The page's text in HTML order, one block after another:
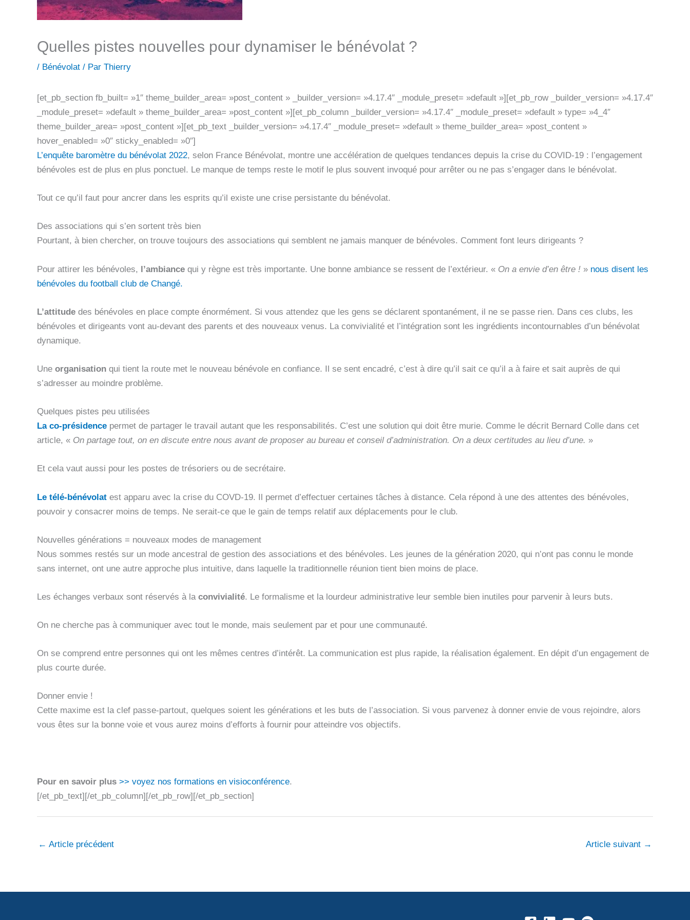
Quelles pistes nouvelles pour dynamiser le bénévolat ?
/ Bénévolat / Par Thierry
[et_pb_section fb_built= »1″ theme_builder_area= »post_content » _builder_version= »4.17.4″ _module_preset= »default »][et_pb_row _builder_version= »4.17.4″
_module_preset= »default » theme_builder_area= »post_content »][et_pb_column _builder_version= »4.17.4″ _module_preset= »default » type= »4_4″
theme_builder_area= »post_content »][et_pb_text _builder_version= »4.17.4″ _module_preset= »default » theme_builder_area= »post_content »
hover_enabled= »0″ sticky_enabled= »0″]
L’enquête baromètre du bénévolat 2022, selon France Bénévolat, montre une accélération de quelques tendances depuis la crise du COVID-19 : l’engagement
bénévoles est de plus en plus ponctuel. Le manque de temps reste le motif le plus souvent invoqué pour arrêter ou ne pas s’engager dans le bénévolat.
Tout ce qu’il faut pour ancrer dans les esprits qu’il existe une crise persistante du bénévolat.
Des associations qui s’en sortent très bien
Pourtant, à bien chercher, on trouve toujours des associations qui semblent ne jamais manquer de bénévoles. Comment font leurs dirigeants ?
Pour attirer les bénévoles, l’ambiance qui y règne est très importante. Une bonne ambiance se ressent de l’extérieur. « On a envie d’en être ! » nous disent les
bénévoles du football club de Changé.
L’attitude des bénévoles en place compte énormément. Si vous attendez que les gens se déclarent spontanément, il ne se passe rien. Dans ces clubs, les
bénévoles et dirigeants vont au-devant des parents et des nouveaux venus. La convivialité et l’intégration sont les ingrédients incontournables d’un bénévolat
dynamique.
Une organisation qui tient la route met le nouveau bénévole en confiance. Il se sent encadré, c’est à dire qu’il sait ce qu’il a à faire et sait auprès de qui
s’adresser au moindre problème.
Quelques pistes peu utilisées
La co-présidence permet de partager le travail autant que les responsabilités. C’est une solution qui doit être murie. Comme le décrit Bernard Colle dans cet
article, « On partage tout, on en discute entre nous avant de proposer au bureau et conseil d’administration. On a deux certitudes au lieu d’une. »
Et cela vaut aussi pour les postes de trésoriers ou de secrétaire.
Le télé-bénévolat est apparu avec la crise du COVD-19. Il permet d’effectuer certaines tâches à distance. Cela répond à une des attentes des bénévoles,
pouvoir y consacrer moins de temps. Ne serait-ce que le gain de temps relatif aux déplacements pour le club.
Nouvelles générations = nouveaux modes de management
Nous sommes restés sur un mode ancestral de gestion des associations et des bénévoles. Les jeunes de la génération 2020, qui n’ont pas connu le monde
sans internet, ont une autre approche plus intuitive, dans laquelle la traditionnelle réunion tient bien moins de place.
Les échanges verbaux sont réservés à la convivialité. Le formalisme et la lourdeur administrative leur semble bien inutiles pour parvenir à leurs buts.
On ne cherche pas à communiquer avec tout le monde, mais seulement par et pour une communauté.
On se comprend entre personnes qui ont les mêmes centres d’intérêt. La communication est plus rapide, la réalisation également. En dépit d’un engagement de
plus courte durée.
Donner envie !
Cette maxime est la clef passe-partout, quelques soient les générations et les buts de l’association. Si vous parvenez à donner envie de vous rejoindre, alors
vous êtes sur la bonne voie et vous aurez moins d’efforts à fournir pour atteindre vos objectifs.
Pour en savoir plus >> voyez nos formations en visioconférence.
[/et_pb_text][/et_pb_column][/et_pb_row][/et_pb_section]
← Article précédent Article suivant →